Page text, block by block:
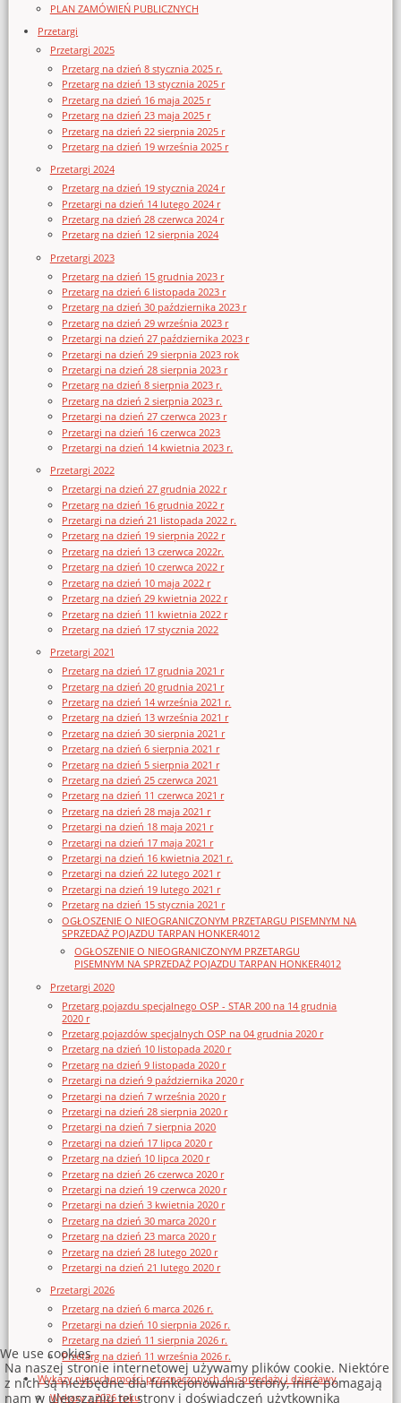
PLAN ZAMÓWIEŃ PUBLICZNYCH
Przetargi
Przetargi 2025
Przetarg na dzień 8 stycznia 2025 r.
Przetarg na dzień 13 stycznia 2025 r
Przetarg na dzień 16 maja 2025 r
Przetarg na dzień 23 maja 2025 r
Przetarg na dzień 22 sierpnia 2025 r
Przetarg na dzień 19 września 2025 r
Przetargi 2024
Przetarg na dzień 19 stycznia 2024 r
Przetargi na dzień 14 lutego 2024 r
Przetarg na dzień 28 czerwca 2024 r
Przetarg na dzień 12 sierpnia 2024
Przetargi 2023
Przetarg na dzień 15 grudnia 2023 r
Przetarg na dzień 6 listopada 2023 r
Przetarg na dzień 30 października 2023 r
Przetarg na dzień 29 września 2023 r
Przetargi na dzień 27 października 2023 r
Przetargi na dzień 29 sierpnia 2023 rok
Przetargi na dzień 28 sierpnia 2023 r
Przetarg na dzień 8 sierpnia 2023 r.
Przetarg na dzień 2 sierpnia 2023 r.
Przetargi na dzień 27 czerwca 2023 r
Przetargi na dzień 16 czerwca 2023
Przetargi na dzień 14 kwietnia 2023 r.
Przetargi 2022
Przetargi na dzień 27 grudnia 2022 r
Przetarg na dzień 16 grudnia 2022 r
Przetargi na dzień 21 listopada 2022 r.
Przetarg na dzień 19 sierpnia 2022 r
Przetarg na dzień 13 czerwca 2022r.
Przetarg na dzień 10 czerwca 2022 r
Przetarg na dzień 10 maja 2022 r
Przetarg na dzień 29 kwietnia 2022 r
Przetarg na dzień 11 kwietnia 2022 r
Przetarg na dzień 17 stycznia 2022
Przetargi 2021
Przetarg na dzień 17 grudnia 2021 r
Przetarg na dzień 20 grudnia 2021 r
Przetarg na dzień 14 września 2021 r.
Przetarg na dzień 13 września 2021 r
Przetarg na dzień 30 sierpnia 2021 r
Przetarg na dzień 6 sierpnia 2021 r
Przetarg na dzień 5 sierpnia 2021 r
Przetarg na dzień 25 czerwca 2021
Przetarg na dzień 11 czerwca 2021 r
Przetarg na dzień 28 maja 2021 r
Przetargi na dzień 18 maja 2021 r
Przetargi na dzień 17 maja 2021 r
Przetargi na dzień 16 kwietnia 2021 r.
Przetargi na dzień 22 lutego 2021 r
Przetargi na dzień 19 lutego 2021 r
Przetarg na dzień 15 stycznia 2021 r
OGŁOSZENIE O NIEOGRANICZONYM PRZETARGU PISEMNYM NA
SPRZEDAŻ POJAZDU TARPAN HONKER4012
OGŁOSZENIE O NIEOGRANICZONYM PRZETARGU
PISEMNYM NA SPRZEDAŻ POJAZDU TARPAN HONKER4012
Przetargi 2020
Przetarg pojazdu specjalnego OSP - STAR 200 na 14 grudnia
2020 r
Przetarg pojazdów specjalnych OSP na 04 grudnia 2020 r
Przetarg na dzień 10 listopada 2020 r
Przetarg na dzień 9 listopada 2020 r
Przetargi na dzień 9 października 2020 r
Przetargi na dzień 7 września 2020 r
Przetargi na dzień 28 sierpnia 2020 r
Przetargi na dzień 7 sierpnia 2020
Przetargi na dzień 17 lipca 2020 r
Przetarg na dzień 10 lipca 2020 r
Przetarg na dzień 26 czerwca 2020 r
Przetargi na dzień 19 czerwca 2020 r
Przetargi na dzień 3 kwietnia 2020 r
Przetarg na dzień 30 marca 2020 r
Przetarg na dzień 23 marca 2020 r
Przetarg na dzień 28 lutego 2020 r
Przetargi na dzień 21 lutego 2020 r
Przetargi 2026
Przetarg na dzień 6 marca 2026 r.
Przetargi na dzień 10 sierpnia 2026 r.
Przetarg na dzień 11 sierpnia 2026 r.
Przetarg na dzień 11 września 2026 r.
Wykazy nieruchomości przeznaczonych do sprzedaży i dzierżawy
Wykazy z 2026 roku
We use cookies
Na naszej stronie internetowej używamy plików cookie. Niektóre
z nich są niezbędne dla funkcjonowania strony, inne pomagają
nam w ulepszaniu tej strony i doświadczeń użytkownika